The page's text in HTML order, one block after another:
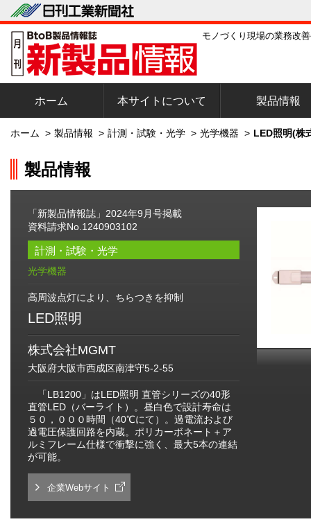
モノづくり現場の業務改
ホーム 本サイトについて 製品情報
ホーム > 製品情報 > 計測・試験・光学 > 光学機器 > LED照明(株
製品情報
「新製品情報誌」2024年9月号掲載
資料請求No.1240903102
計測・試験・光学
光学機器
高周波点灯により、ちらつきを抑制
LED照明
株式会社MGMT
大阪府大阪市西成区南津守5-2-55
「LB1200」はLED照明 直管シリーズの40形
直管LED（バーライト）。昼白色で設計寿命は
５０，０００時間（40℃にて）。過電流および
過電圧保護回路を内蔵。ポリカーボネート＋ア
ルミフレーム仕様で衝撃に強く、最大5本の連結
が可能。
企業Webサイト